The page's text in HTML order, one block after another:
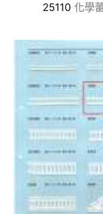
25110 化學